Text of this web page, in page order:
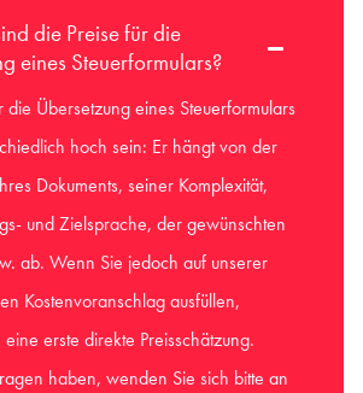
die Preise für die
eines Steuerformulars?
die Übersetzung eines Steuerformulars
hoch sein: Er hängt von der
Dokuments, seiner Komplexität,
und Zielsprache, der gewünschten
ab. Wenn Sie jedoch auf unserer
Kostenvoranschlag ausfüllen,
erste direkte Preisschätzung.
haben, wenden Sie sich bitte an